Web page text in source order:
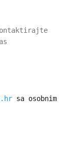
sa osobnim